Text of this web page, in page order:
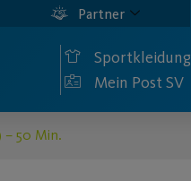
Partner
Sportkleidung
Mein Post SV
– 50 Min.